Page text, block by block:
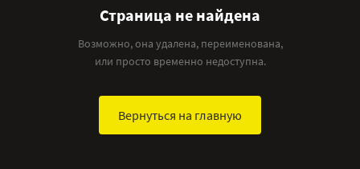
Страница не найдена
Возможно, она удалена, переименована,
или просто временно недоступна.
Вернуться на главную